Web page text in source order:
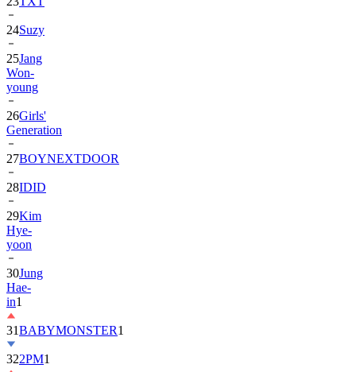
24Suzy
25Jang
Won-
young
26Girls'
Generation
27BOYNEXTDOOR
28IDID
29Kim
Hye-
yoon
30Jung
Hae-
in1
31BABYMONSTER1
322PM1